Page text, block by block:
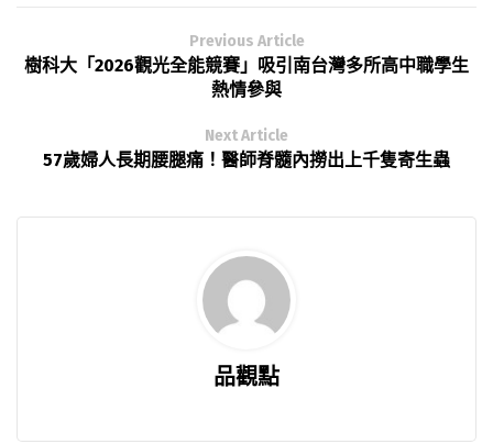
Previous Article
樹科大「2026觀光全能競賽」吸引南台灣多所高中職學生
熱情參與
Next Article
57歲婦人長期腰腿痛！醫師脊髓內撈出上千隻寄生蟲
品觀點